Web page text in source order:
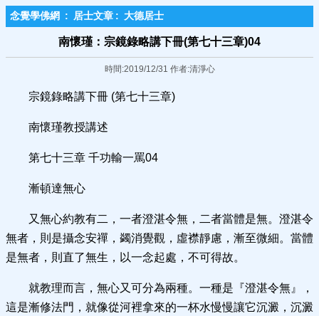
念覺學佛網 : 居士文章 : 大德居士
南懷瑾：宗鏡錄略講下冊(第七十三章)04
時間:2019/12/31 作者:清淨心
宗鏡錄略講下冊 (第七十三章)
南懷瑾教授講述
第七十三章 千功輸一罵04
漸頓達無心
又無心約教有二，一者澄湛令無，二者當體是無。澄湛令
無者，則是攝念安禪，蠲消覺觀，虛襟靜慮，漸至微細。當體
是無者，則直了無生，以一念起處，不可得故。
就教理而言，無心又可分為兩種。一種是『澄湛令無』，
這是漸修法門，就像從河裡拿來的一杯水慢慢讓它沉澱，沉澱